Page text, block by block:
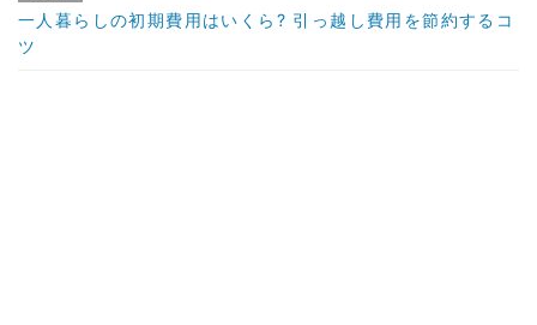
一人暮らしの初期費用はいくら? 引っ越し費用を節約するコ
ツ